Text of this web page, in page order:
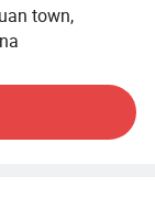
좋은 제품을 생
는 것입니다.
음 튜브를 생산
률은 자동으
굽힘 기계가 있
town,